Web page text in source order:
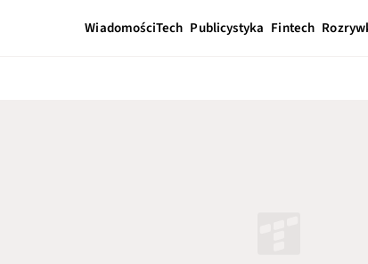
WiadomościTech Publicystyka Fintech